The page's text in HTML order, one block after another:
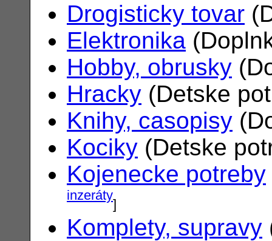
Drogisticky tovar
Elektronika
Hobby, obrusky
Hracky (Detske
Knihy, casopisy
Kociky (Detske
Kojenecke potreby
inzeráty]
Komplety, supravy